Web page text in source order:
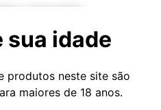
sua idade
produtos neste site são
maiores de 18 anos.